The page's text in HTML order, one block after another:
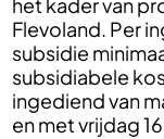
Flevoland. Per
subsidie
subsidiabele
ingediend van
en met vrijdag